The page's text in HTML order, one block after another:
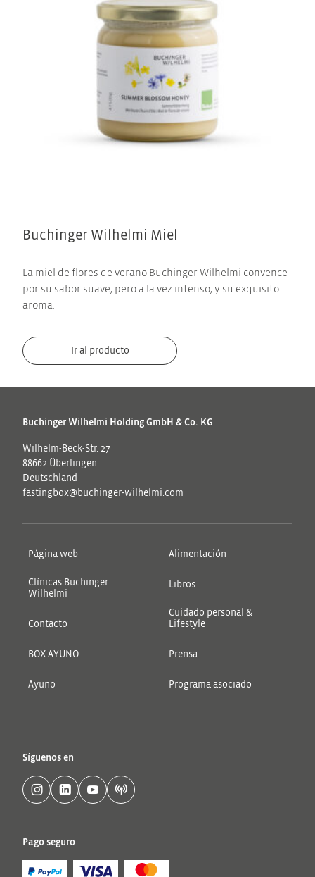
Buchinger Wilhelmi Miel
La miel de flores de verano Buchinger Wilhelmi convence
por su sabor suave, pero a la vez intenso, y su exquisito
aroma.
Ir al producto
Buchinger Wilhelmi Holding GmbH & Co. KG
Wilhelm-Beck-Str. 27
88662 Überlingen
Deutschland
fastingbox@buchinger-wilhelmi.com
Página web
Clínicas Buchinger
Wilhelmi
Contacto
BOX AYUNO
Ayuno
Alimentación
Libros
Cuidado personal &
Lifestyle
Prensa
Programa asociado
Síguenos en
Pago seguro